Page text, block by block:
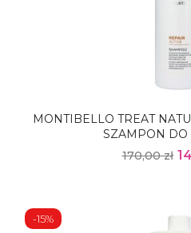
MONTIBELLO TREAT
SZAMPON DO
170,00 zł
-15%